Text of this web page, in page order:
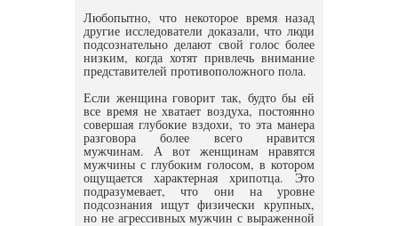
Любопытно, что некоторое время назад
другие исследователи доказали, что люди
подсознательно делают свой голос более
низким, когда хотят привлечь внимание
представителей противоположного пола.
Если женщина говорит так, будто бы ей
все время не хватает воздуха, постоянно
совершая глубокие вздохи, то эта манера
разговора более всего нравится
мужчинам. А вот женщинам нравятся
мужчины с глубоким голосом, в котором
ощущается характерная хрипотца. Это
подразумевает, что они на уровне
подсознания ищут физически крупных,
но не агрессивных мужчин с выраженной